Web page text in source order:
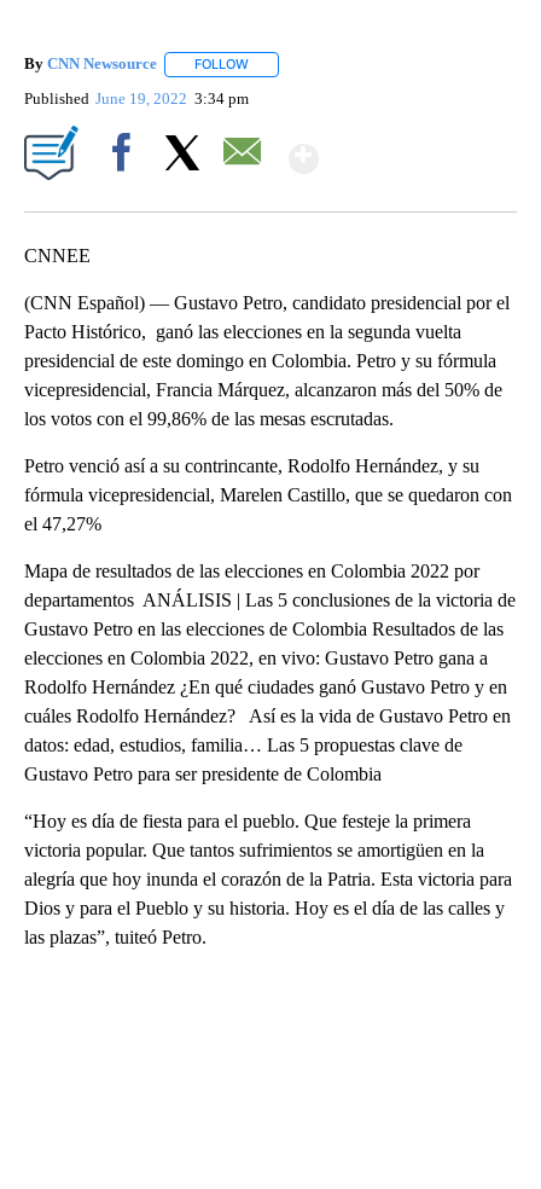
By CNN Newsource FOLLOW
Published June 19, 2022 3:34 pm
CNNEE
(CNN Español) — Gustavo Petro, candidato presidencial por el
Pacto Histórico, ganó las elecciones en la segunda vuelta
presidencial de este domingo en Colombia. Petro y su fórmula
vicepresidencial, Francia Márquez, alcanzaron más del 50% de
los votos con el 99,86% de las mesas escrutadas.
Petro venció así a su contrincante, Rodolfo Hernández, y su
fórmula vicepresidencial, Marelen Castillo, que se quedaron con
el 47,27%
Mapa de resultados de las elecciones en Colombia 2022 por
departamentos ANÁLISIS | Las 5 conclusiones de la victoria de
Gustavo Petro en las elecciones de Colombia Resultados de las
elecciones en Colombia 2022, en vivo: Gustavo Petro gana a
Rodolfo Hernández ¿En qué ciudades ganó Gustavo Petro y en
cuáles Rodolfo Hernández? Así es la vida de Gustavo Petro en
datos: edad, estudios, familia… Las 5 propuestas clave de
Gustavo Petro para ser presidente de Colombia
“Hoy es día de fiesta para el pueblo. Que festeje la primera
victoria popular. Que tantos sufrimientos se amortigüen en la
alegría que hoy inunda el corazón de la Patria. Esta victoria para
Dios y para el Pueblo y su historia. Hoy es el día de las calles y
las plazas”, tuiteó Petro.